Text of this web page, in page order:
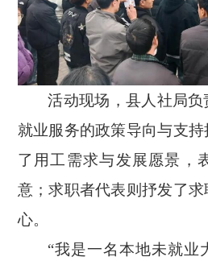
活动现场，县人社局
就业服务的政策导向与支
了用工需求与发展愿景，
意；求职者代表则抒发了
心。
“我是一名本地未就业